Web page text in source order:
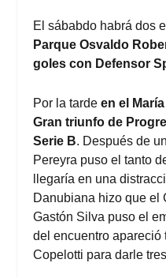
El sábabdo habrá dos
Parque Osvaldo
goles con Defensor
Por la tardeen el
Gran triunfo de
Serie B. Después de
Pereyra puso el tanto
llegaría en una
Danubiana hizo que el
Gastón Silva puso el
del encuentro apareció
Copelotti para darle